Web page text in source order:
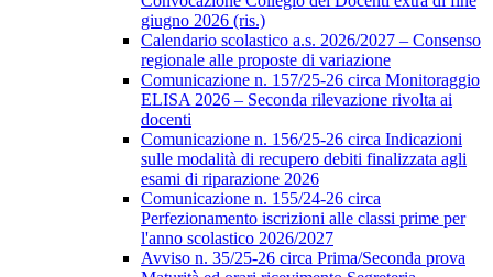
giugno 2026 (ris.)
Calendario scolastico a.s. 2026/2027 – Consenso
regionale alle proposte di variazione
Comunicazione n. 157/25-26 circa Monitoraggio
ELISA 2026 – Seconda rilevazione rivolta ai
docenti
Comunicazione n. 156/25-26 circa Indicazioni
sulle modalità di recupero debiti finalizzata agli
esami di riparazione 2026
Comunicazione n. 155/24-26 circa
Perfezionamento iscrizioni alle classi prime per
l'anno scolastico 2026/2027
Avviso n. 35/25-26 circa Prima/Seconda prova